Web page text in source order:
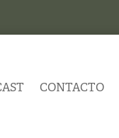
CONTACTO